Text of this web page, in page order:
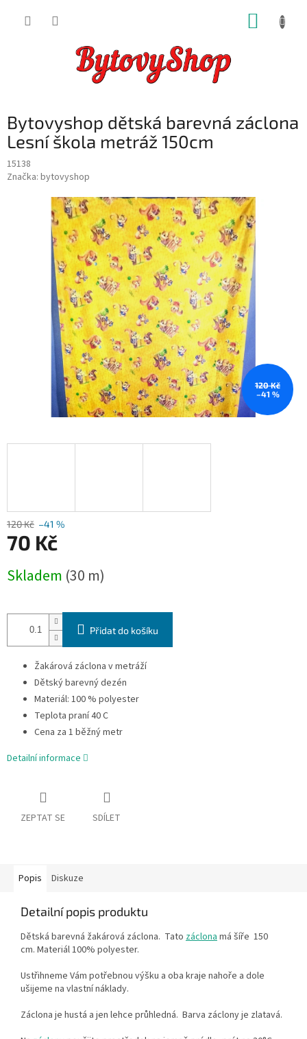
Bytovyshop dětská barevná záclona
Lesní škola metráž 150cm
15138
Značka: bytovyshop
120 Kč
–41 %
120 Kč –41 %
70 Kč
cena:
Skladem (30 m)
Přidat do košíku
Žakárová záclona v metráží
Dětský barevný dezén
Materiál: 100 % polyester
Teplota praní 40 C
Cena za 1 běžný metr
Detailní informace
ZEPTAT SE SDÍLET
Popis Diskuze
Detailní popis produktu
Dětská barevná žakárová záclona. Tato záclonamá šíře 150
cm. Materiál 100% polyester.
Ustřihneme Vám potřebnou výšku a oba kraje nahoře a dole
ušijeme na vlastní náklady.
Záclona je hustá a jen lehce průhledná. Barva záclony je zlatavá.